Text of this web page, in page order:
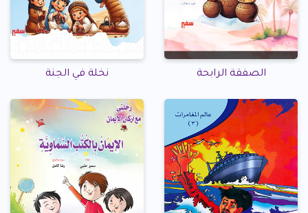
الصفقة الرابحة نخلة في الجنة